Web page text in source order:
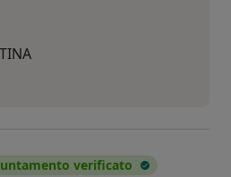
verificato